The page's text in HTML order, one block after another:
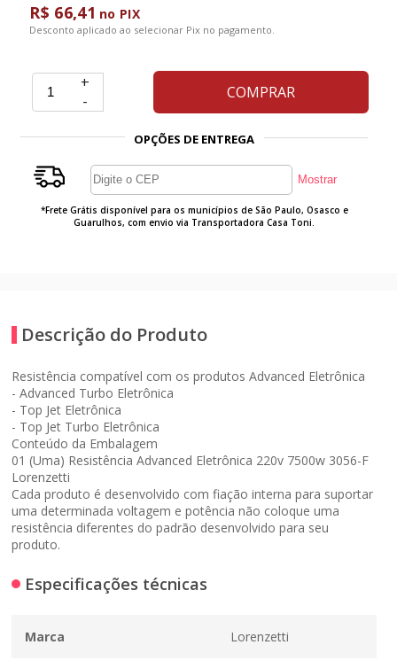
R$ 66,41 no PIX
Desconto aplicado ao selecionar Pix no pagamento.
+
-
COMPRAR
OPÇÕES DE ENTREGA
*Frete Grátis disponível para os municípios de São Paulo, Osasco e
Guarulhos, com envio via Transportadora Casa Toni.
Descrição do Produto
Resistência compatível com os produtosAdvanced Eletrônica
- Advanced Turbo Eletrônica
- Top Jet Eletrônica
- Top Jet Turbo Eletrônica
Conteúdo da Embalagem
01 (Uma) Resistência Advanced Eletrônica 220v 7500w 3056-F
Lorenzetti
Cada produto é desenvolvido com fiação interna para suportar
uma determinada voltagem e potência não coloque uma
resistência diferentes do padrão desenvolvido para seu
produto.
Especificações técnicas
Marca Lorenzetti